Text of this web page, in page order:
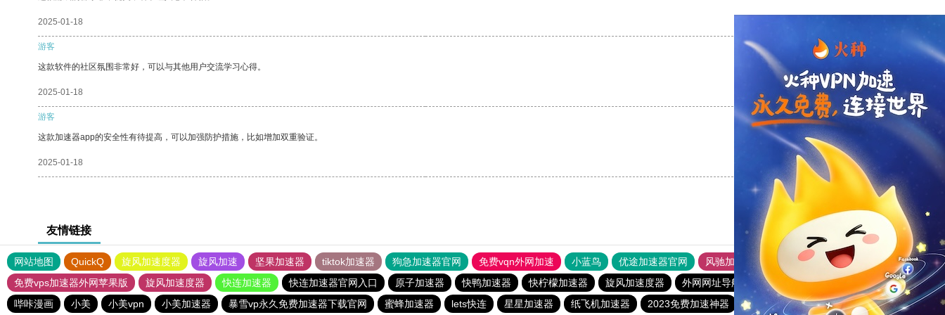
2025-01-18
游客
这款软件的社区氛围非常好，可以与其他用户交流学习心得。
2025-01-18 支持 [0] 反对 [0]
游客
这款加速器app的安全性有待提高，可以加强防护措施，比如增加双重验证。
2025-01-18 支持
友情链接
网站地图 QuickQ 旋风加速度器 旋风加速 坚果加速器 tiktok加速器 狗急加速器官网 免费vqn外网加速 小蓝鸟 优途加速器官网 风驰加速器
旋风加速器
免费vps加速器外网苹果版
旋风加速度器 快连加速器 快连加速器官网入口 原子加速器 快鸭加速器 快柠檬加速器 旋风加速度器 外网网址导航 软件中心 雷霆加速
狂飙加速器
哔咔漫画
小美 小美vpn 小美加速器 暴雪vp永久免费加速器下载官网 蜜蜂加速器 lets快连 星星加速器 纸飞机加速器 2023免费加速神器 安易加速器 outline 极光加速器